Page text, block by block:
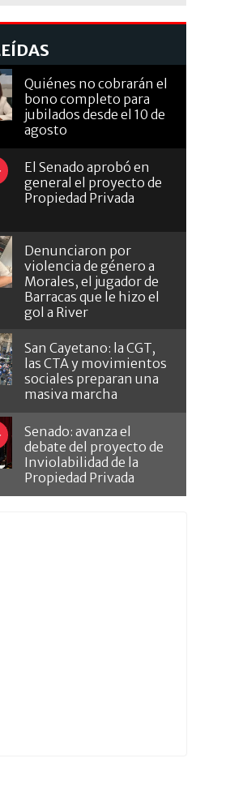
Quiénes no cobrarán el
bono completo para
jubilados desde el 10 de
agosto
El Senado aprobó en
general el proyecto de
Propiedad Privada
Denunciaron por
violencia de género a
Morales, el jugador de
Barracas que le hizo el
gol a River
San Cayetano: la CGT,
las CTA y movimientos
sociales preparan una
masiva marcha
Senado: avanza el
debate del proyecto de
Inviolabilidad de la
Propiedad Privada